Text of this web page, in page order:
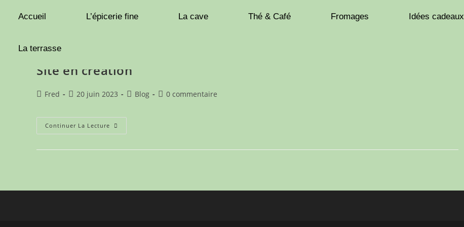
Accueil L’épicerie fine La cave Thé & Café Fromages Idées cadeaux
La terrasse
Site en création
Fred 20 juin 2023 Blog 0 commentaire
Continuer La Lecture